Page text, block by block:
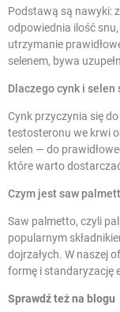
Podstawą są nawyki:
odpowiednia ilość
utrzymanie
selenem, bywa
Dlaczego cynk i selen
Cynk przyczynia się
testosteronu we krwi
selen — do
które warto
Czym jest saw
Saw palmetto, czyli
popularnym
dojrzałych. W naszej
formę i standaryzację
Sprawdź też na blogu